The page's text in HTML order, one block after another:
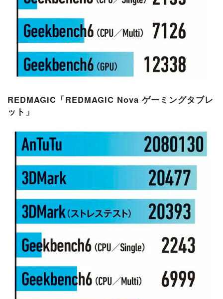
REDMAGIC「REDMAGIC Nova ゲーミングタブレ
ット」